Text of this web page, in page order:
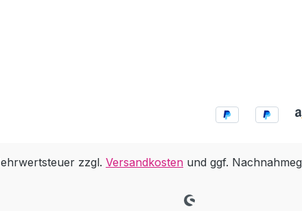
zzgl. Versandkosten und ggf.